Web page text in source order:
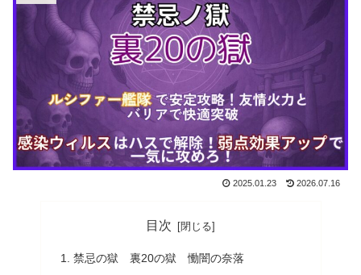
2025.01.23 2026.07.16
目次
禁忌の獄 裏20の獄 慟闇の奈落